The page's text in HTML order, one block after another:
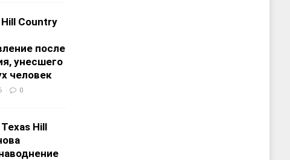
Country
после
унесшего
человек
0
Hill